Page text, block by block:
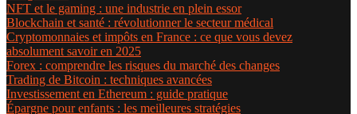
NFT et le gaming : une industrie en plein essor
Blockchain et santé : révolutionner le secteur médical
Cryptomonnaies et impôts en France : ce que vous devez
absolument savoir en 2025
Forex : comprendre les risques du marché des changes
Trading de Bitcoin : techniques avancées
Investissement en Ethereum : guide pratique
Épargne pour enfants : les meilleures stratégies